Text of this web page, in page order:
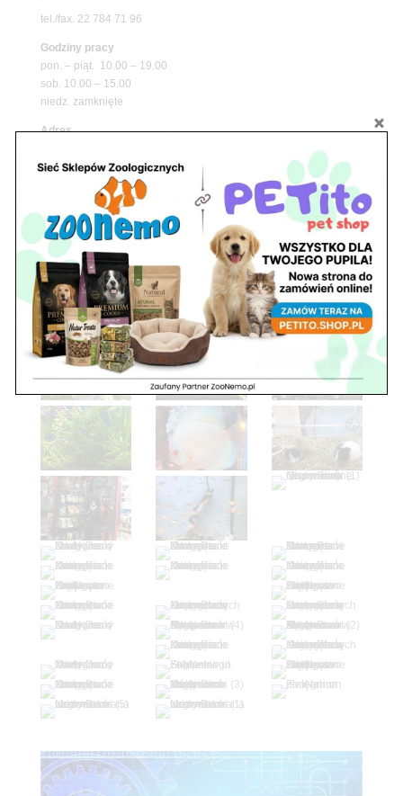
tel./fax. 22 784 71 96
Godziny pracy
pon. – piąt. 10.00 – 19.00
sob. 10.00 – 15.00
niedz. zamknięte
Adres
ul. Leśna 2
tel. 503 900 215
Godziny pracy
pon. – piąt. 10.00 – 19.00
sob. 8.00 – 15.00
niedz. zamknięte